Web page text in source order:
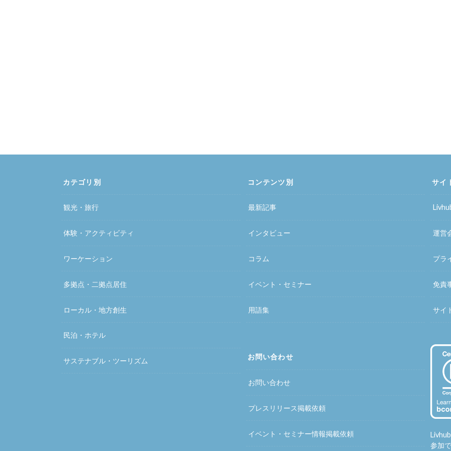
カテゴリ別
観光・旅行
体験・アクティビティ
ワーケーション
多拠点・二拠点居住
ローカル・地方創生
民泊・ホテル
サステナブル・ツーリズム
コンテンツ別
最新記事
インタビュー
コラム
イベント・セミナー
用語集
お問い合わせ
お問い合わせ
プレスリリース掲載依頼
イベント・セミナー情報掲載依頼
サイ
運営
プラ
免責
サイ
参加